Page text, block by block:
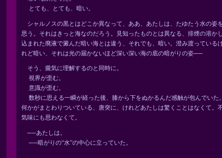
とても、とても、暗い。
シャルノスの黒とはどこか異なって、ああ、あたしは、たゆたう水の姿
思う。それはきっと海なのだろう。見知ったものとは異なる、排煙の溶か
込まれた廃液で澱んだ暗い海とは違う、それでも、暗い。澄み渡っている
れど暗い、それは光の届かないほど深い深い海の底の暗がりの姿──
そう、朧気に理解するのと同時に。
視界が歪む。
意識が歪む。
数秒に思える一瞬が経った後、膝から下をぬかるんだ感触が包んでいた
何かがまとわりついている、唐突に、けれどあたしは驚くことはなくて。
気味にも思わなくて。
──あたしは。
──暗がりの“水”の中心に立っていた。